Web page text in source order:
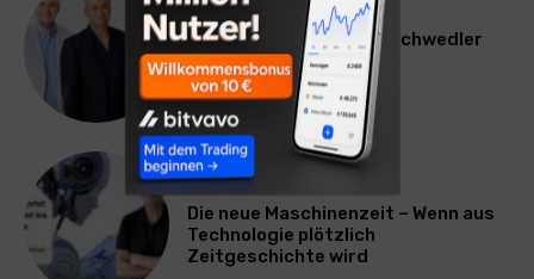
WERBUNG & MARKETING
Willi Arsan & Christoph Schwedler
werden münchen.tv-
Geschäftsführer
TECHNIK
Die neue Maschinenzeit – Wenn aus
Technologie plötzlich
Zeitgeschichte wird